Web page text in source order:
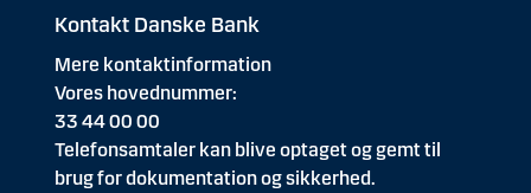
Kontakt Danske Bank
Mere kontaktinformation
Vores hovednummer:
33 44 00 00
Telefonsamtaler kan blive optaget og gemt til
brug for dokumentation og sikkerhed.